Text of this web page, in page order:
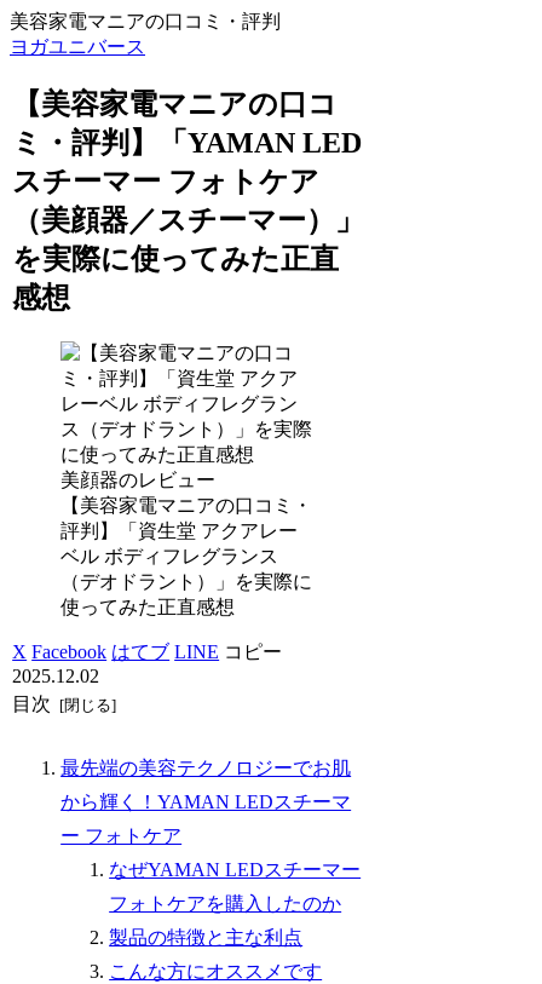
美容家電マニアの口コミ・評判
ヨガユニバース
【美容家電マニアの口コ
ミ・評判】「YAMAN LED
スチーマー フォトケア
（美顔器／スチーマー）」
を実際に使ってみた正直
感想
美顔器のレビュー
【美容家電マニアの口コミ・
評判】「資生堂 アクアレー
ベル ボディフレグランス
（デオドラント）」を実際に
使ってみた正直感想
X Facebook はてブ LINE コピー
2025.12.02
目次
最先端の美容テクノロジーでお肌
から輝く！YAMAN LEDスチーマ
ー フォトケア
なぜYAMAN LEDスチーマー
フォトケアを購入したのか
製品の特徴と主な利点
こんな方にオススメです